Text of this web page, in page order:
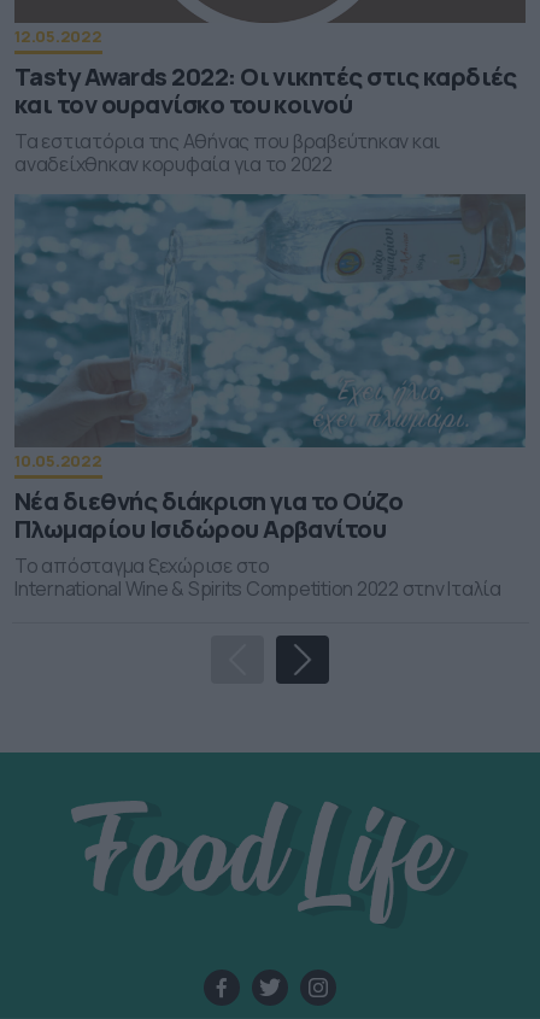
12.05.2022
Tasty Awards 2022: Οι νικητές στις καρδιές
και τον ουρανίσκο του κοινού
Τα εστιατόρια της Αθήνας που βραβεύτηκαν και
αναδείχθηκαν κορυφαία για το 2022
10.05.2022
Νέα διεθνής διάκριση για το Ούζο
Πλωμαρίου Ισιδώρου Αρβανίτου
Το απόσταγμα ξεχώρισε στο
International Wine & Spirits Competition 2022 στην Ιταλία